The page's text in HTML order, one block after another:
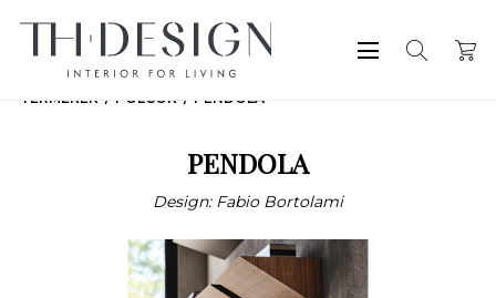
TERMÉKEK POLCOK PENDOLA
PENDOLA
Design: Fabio Bortolami